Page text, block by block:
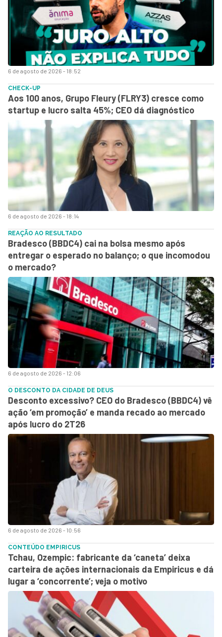
6 de agosto de 2026 - 18:52
6 de agosto de 2026 - 18:14
CHECK-UP
Aos 100 anos, Grupo Fleury (FLRY3) cresce como
startup e lucro salta 45%; CEO dá diagnóstico
6 de agosto de 2026 - 12:06
REAÇÃO AO RESULTADO
Bradesco (BBDC4) cai na bolsa mesmo após
entregar o esperado no balanço; o que incomodou
o mercado?
6 de agosto de 2026 - 10:56
O DESCONTO DA CIDADE DE DEUS
Desconto excessivo? CEO do Bradesco (BBDC4) vê
ação ‘em promoção’ e manda recado ao mercado
após lucro do 2T26
CONTEÚDO EMPIRICUS
Tchau, Ozempic: fabricante da ‘caneta’ deixa
carteira de ações internacionais da Empiricus e dá
lugar a ‘concorrente’; veja o motivo